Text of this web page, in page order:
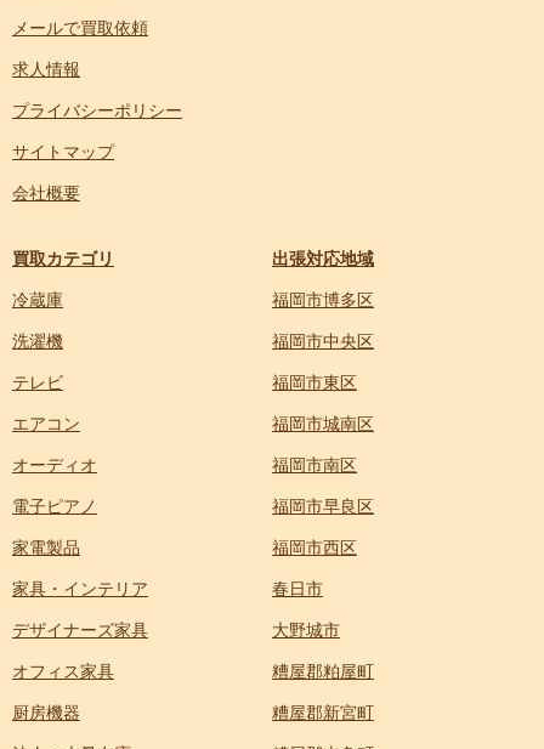
メールで買取依頼
求人情報
プライバシーポリシー
サイトマップ
会社概要
買取カテゴリ
冷蔵庫
洗濯機
テレビ
エアコン
オーディオ
電子ピアノ
家電製品
家具・インテリア
デザイナーズ家具
オフィス家具
厨房機器
出張対応地域
福岡市博多区
福岡市中央区
福岡市東区
福岡市城南区
福岡市南区
福岡市早良区
福岡市西区
春日市
大野城市
糟屋郡粕屋町
糟屋郡新宮町